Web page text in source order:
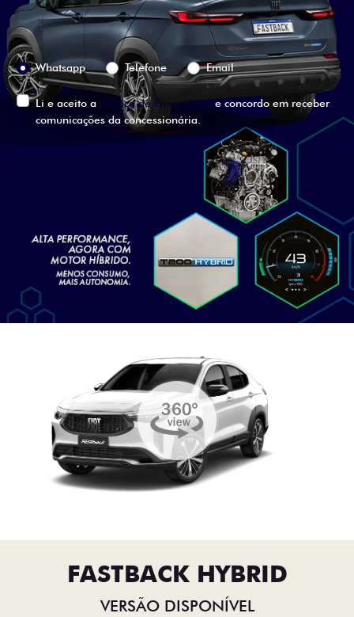
Preferência de contato:
Whatsapp
Telefone Email
Li e aceito a Política de Privacidade
e concordo em receber
comunicações da concessionária.
ENTRAR EM CONTATO
VISUALIZE O
VEÍCULO EM
360°
FASTBACK HYBRID
VERSÃO DISPONÍVEL